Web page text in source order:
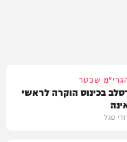
שכטר
בכינוס הוקרה לראשי
סגל